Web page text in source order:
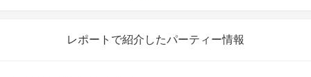
レポートで紹介したパーティー情報